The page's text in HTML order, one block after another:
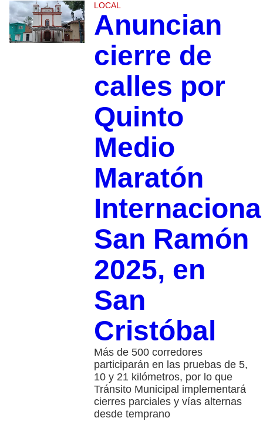
LOCAL
Anuncian
cierre de
calles por
Quinto
Medio
Maratón
San Ramón
2025, en
San
Cristóbal
Más de 500 corredores
participarán en las pruebas de 5,
10 y 21 kilómetros, por lo que
Tránsito Municipal implementará
cierres parciales y vías alternas
desde temprano